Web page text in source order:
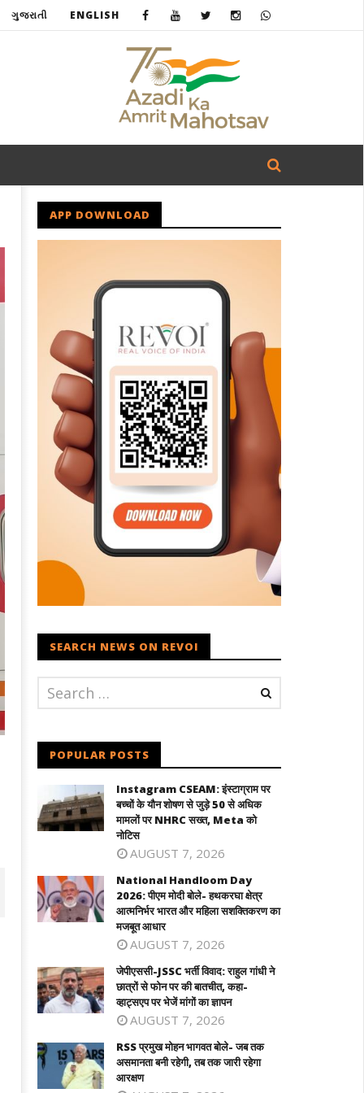
ગુજરાતી ENGLISH
APP DOWNLOAD
SEARCH NEWS ON REVOI
POPULAR POSTS
Instagram CSEAM: इंस्टाग्राम पर
बच्चों के यौन शोषण से जुड़े 50 से अधिक
मामलों पर NHRC सख्त, Meta को
नोटिस
AUGUST 7, 2026
National Handloom Day
2026: पीएम मोदी बोले- हथकरघा क्षेत्र
आत्मनिर्भर भारत और महिला सशक्तिकरण का
मजबूत आधार
AUGUST 7, 2026
जेपीएससी-JSSC भर्ती विवाद: राहुल गांधी ने
छात्रों से फोन पर की बातचीत, कहा-
व्हाट्सएप पर भेजें मांगों का ज्ञापन
AUGUST 7, 2026
RSS प्रमुख मोहन भागवत बोले- जब तक
असमानता बनी रहेगी, तब तक जारी रहेगा
आरक्षण